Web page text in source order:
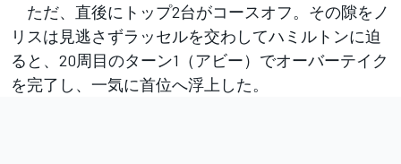
ただ、直後にトップ2台がコースオフ。その隙をノ
リスは見逃さずラッセルを交わしてハミルトンに迫
ると、20周目のターン1（アビー）でオーバーテイク
を完了し、一気に首位へ浮上した。